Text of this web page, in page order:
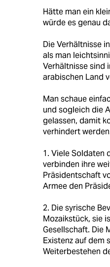
Hätte man ein
würde es genau
Die Verhältnisse
als man
Verhältnisse sind
arabischen Land
Man schaue
und sogleich die
gelassen, damit
verhindert
1. Viele Soldaten
verbinden ihre
Präsidentschaft
Armee den
2. Die syrische
Mozaikstück, sie
Gesellschaft. Die
Existenz auf dem
Weiterbestehen